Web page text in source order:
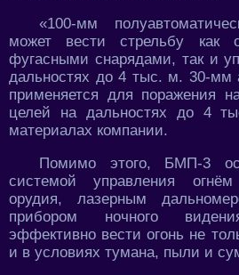
«100-мм
может вести стрельбу как
фугасными снарядами, так и
дальностях до 4 тыс. м. 30-мм
применяется для поражения
целей на дальностях до 4
материалах компании.
Помимо этого, БМП-3
системой управления
орудия, лазерным
прибором ночного
эффективно вести огонь не
и в условиях тумана, пыли и